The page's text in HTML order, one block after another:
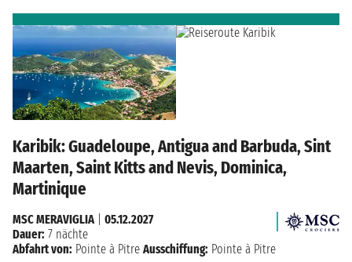
Karibik: Guadeloupe, Antigua and Barbuda, Sint
Maarten, Saint Kitts and Nevis, Dominica,
Martinique
MSC MERAVIGLIA| 05.12.2027
Dauer: 7 nächte
Abfahrt von: Pointe à Pitre Ausschiffung: Pointe à Pitre